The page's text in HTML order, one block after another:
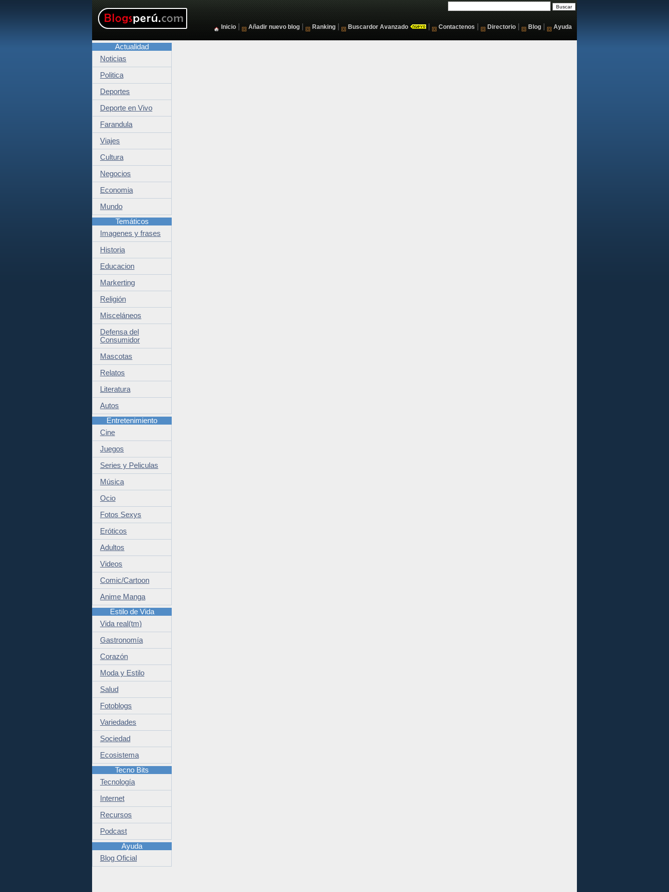
Inicio Añadir nuevo blog Ranking Buscardor Avanzado Contactenos Directorio Blog Ayuda
Actualidad
Noticias
Politica
Deportes
Deporte en Vivo
Farandula
Viajes
Cultura
Negocios
Economia
Mundo
Temáticos
Imagenes y frases
Historia
Educacion
Markerting
Religión
Misceláneos
Defensa del
Consumidor
Mascotas
Relatos
Literatura
Autos
Entretenimiento
Cine
Juegos
Series y Peliculas
Música
Ocio
Fotos Sexys
Eróticos
Adultos
Videos
Comic/Cartoon
Anime Manga
Estilo de Vida
Vida real(tm)
Gastronomía
Corazón
Moda y Estilo
Salud
Fotoblogs
Variedades
Sociedad
Ecosistema
Tecno Bits
Tecnología
Internet
Recursos
Podcast
Ayuda
Blog Oficial